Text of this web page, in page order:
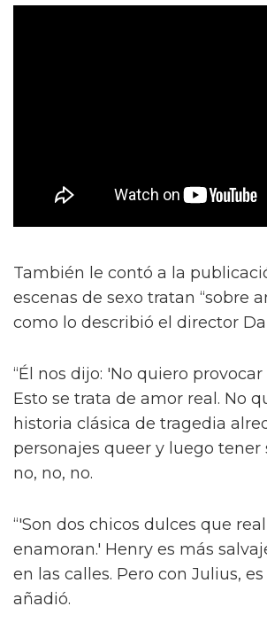
También le contó a la
escenas de sexo tratan “sobre
como lo describió el director
“Él nos dijo: 'No quiero
Esto se trata de amor real. No
historia clásica de tragedia
personajes queer y luego
no, no, no.
“'Son dos chicos dulces que
enamoran.' Henry es más
en las calles. Pero con Julius,
añadió.